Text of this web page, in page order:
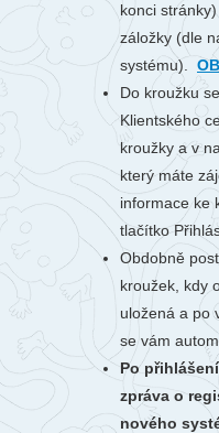
konci
záložky (dle
systému).
Do kroužku
Klientského
kroužky a v
který máte
informace ke
tlačítko
Obdobně
kroužek, kdy
uložená a po
se vám
Po
zpráva o
nového